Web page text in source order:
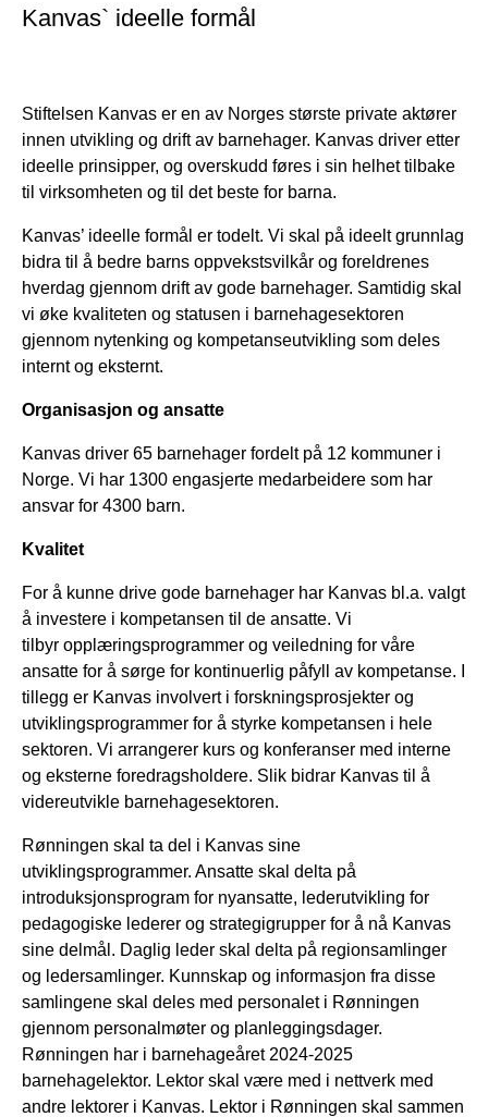
Kanvas` ideelle formål
Stiftelsen Kanvas er en av Norges største private aktører
innen utvikling og drift av barnehager. Kanvas driver etter
ideelle prinsipper, og overskudd føres i sin helhet tilbake
til virksomheten og til det beste for barna.
Kanvas’ ideelle formål er todelt. Vi skal på ideelt grunnlag
bidra til å bedre barns oppvekstsvilkår og foreldrenes
hverdag gjennom drift av gode barnehager. Samtidig skal
vi øke kvaliteten og statusen i barnehagesektoren
gjennom nytenking og kompetanseutvikling som deles
internt og eksternt.
Organisasjon og ansatte
Kanvas driver 65 barnehager fordelt på 12 kommuner i
Norge. Vi har 1300 engasjerte medarbeidere som har
ansvar for 4300 barn.
Kvalitet
For å kunne drive gode barnehager har Kanvas bl.a. valgt
å investere i kompetansen til de ansatte. Vi
tilbyr opplæringsprogrammer og veiledning for våre
ansatte for å sørge for kontinuerlig påfyll av kompetanse. I
tillegg er Kanvas involvert i forskningsprosjekter og
utviklingsprogrammer for å styrke kompetansen i hele
sektoren. Vi arrangerer kurs og konferanser med interne
og eksterne foredragsholdere. Slik bidrar Kanvas til å
videreutvikle barnehagesektoren.
Rønningen skal ta del i Kanvas sine
utviklingsprogrammer. Ansatte skal delta på
introduksjonsprogram for nyansatte, lederutvikling for
pedagogiske lederer og strategigrupper for å nå Kanvas
sine delmål. Daglig leder skal delta på regionsamlinger
og ledersamlinger. Kunnskap og informasjon fra disse
samlingene skal deles med personalet i Rønningen
gjennom personalmøter og planleggingsdager.
Rønningen har i barnehageåret 2024-2025
barnehagelektor. Lektor skal være med i nettverk med
andre lektorer i Kanvas. Lektor i Rønningen skal sammen